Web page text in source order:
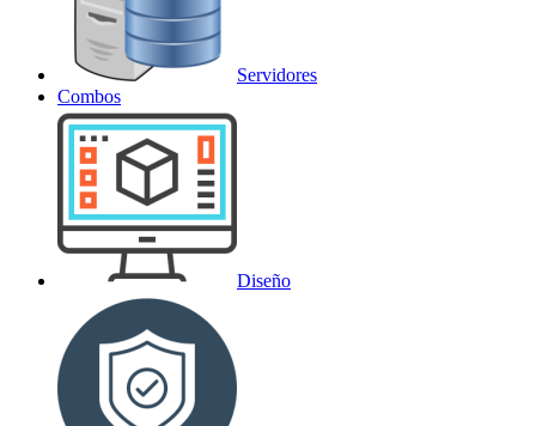
Servidores
Combos
Diseño